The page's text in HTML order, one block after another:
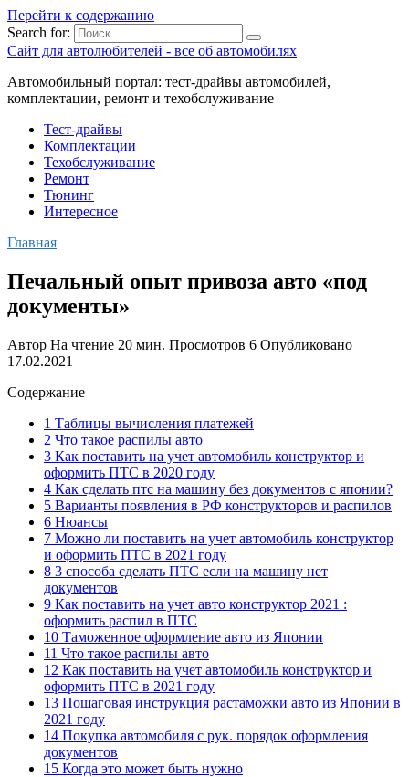
Перейти к содержанию
Search for:
Сайт для автолюбителей - все об автомобилях
Автомобильный портал: тест-драйвы автомобилей,
комплектации, ремонт и техобслуживание
Тест-драйвы
Комплектации
Техобслуживание
Ремонт
Тюнинг
Интересное
Главная
Печальный опыт привоза авто «под
документы»
Автор На чтение 20 мин. Просмотров 6 Опубликовано
17.02.2021
Содержание
1 Таблицы вычисления платежей
2 Что такое распилы авто
3 Как поставить на учет автомобиль конструктор и
оформить ПТС в 2020 году
4 Как сделать птс на машину без документов с японии?
5 Варианты появления в РФ конструкторов и распилов
6 Нюансы
7 Можно ли поставить на учет автомобиль конструктор
и оформить ПТС в 2021 году
8 3 способа сделать ПТС если на машину нет
документов
9 Как поставить на учет авто конструктор 2021 :
оформить распил в ПТС
10 Таможенное оформление авто из Японии
11 Что такое распилы авто
12 Как поставить на учет автомобиль конструктор и
оформить ПТС в 2021 году
13 Пошаговая инструкция растаможки авто из Японии в
2021 году
14 Покупка автомобиля с рук. порядок оформления
документов
15 Когда это может быть нужно